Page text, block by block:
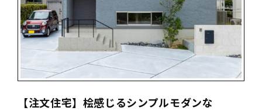
【注文住宅】桧感じるシンプルモダンな